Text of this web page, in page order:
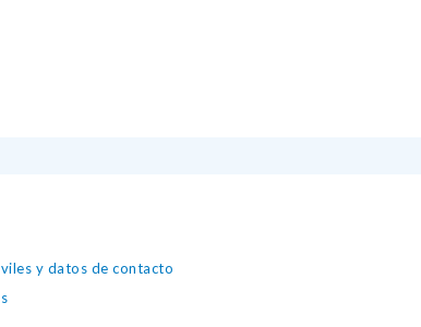
y datos de contacto